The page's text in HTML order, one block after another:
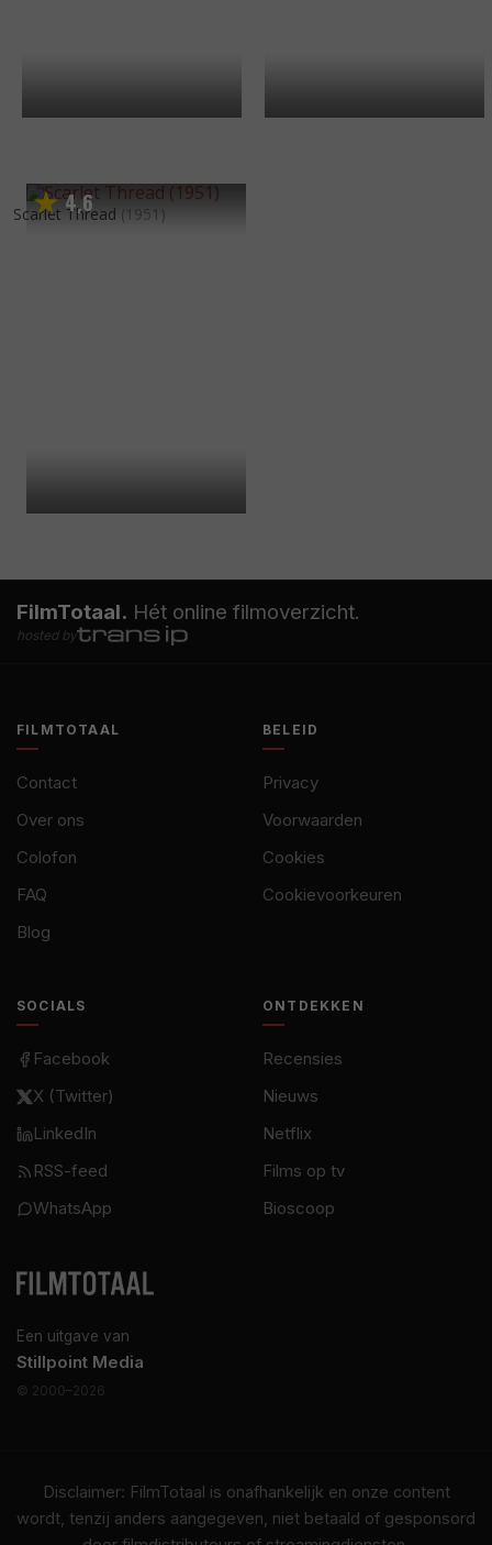
4,6
Scarlet Thread (1951)
FilmTotaal. Hét online filmoverzicht.
hosted by
Een uitgave van
Stillpoint Media
© 2000–2026
FILMTOTAAL
Contact
Over ons
Colofon
FAQ
Blog
BELEID
Privacy
Voorwaarden
Cookies
Cookievoorkeuren
SOCIALS
Facebook
X (Twitter)
LinkedIn
RSS-feed
WhatsApp
ONTDEKKEN
Recensies
Nieuws
Netflix
Films op tv
Bioscoop
Disclaimer: FilmTotaal is onafhankelijk en onze content
wordt, tenzij anders aangegeven, niet betaald of gesponsord